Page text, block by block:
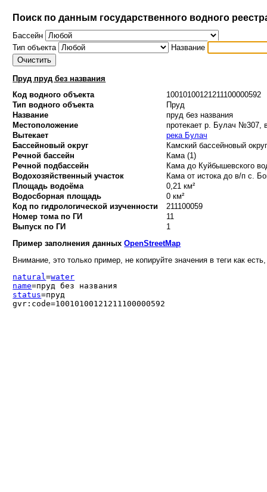
Поиск по данным государственного водного
Бассейн
Тип объекта
Название
Пруд пруд без названия
Код водного объекта
10010100121211100000592
Тип водного объекта
Пруд
Название
пруд без названия
Местоположение
протекает р. Булач №307,
Вытекает
река Булач
Бассейновый округ
Камский бассейновый
Речной бассейн
Кама (1)
Речной подбассейн
Кама до Куйбышевского
Водохозяйственный участок
Кама от истока до в/п с.
Площадь водоёма
0,21 км²
Водосборная площадь
0 км²
Код по гидрологической изученности
211100059
Номер тома по ГИ
11
Выпуск по ГИ
1
Пример заполнения данныхOpenStreetMap
Внимание, это только пример, не копируйте значения в теги как
natural=water
name=пруд без названия
status=пруд
gvr:code=10010100121211100000592